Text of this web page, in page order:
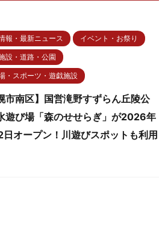
報・最新ニュース イベント・お祭り
設・道路・公園
・スポーツ・遊戯施設
市南区】国営滝野すずらん丘陵公
遊び場「森のせせらぎ」が2026年
オープン！川遊びスポットも利用